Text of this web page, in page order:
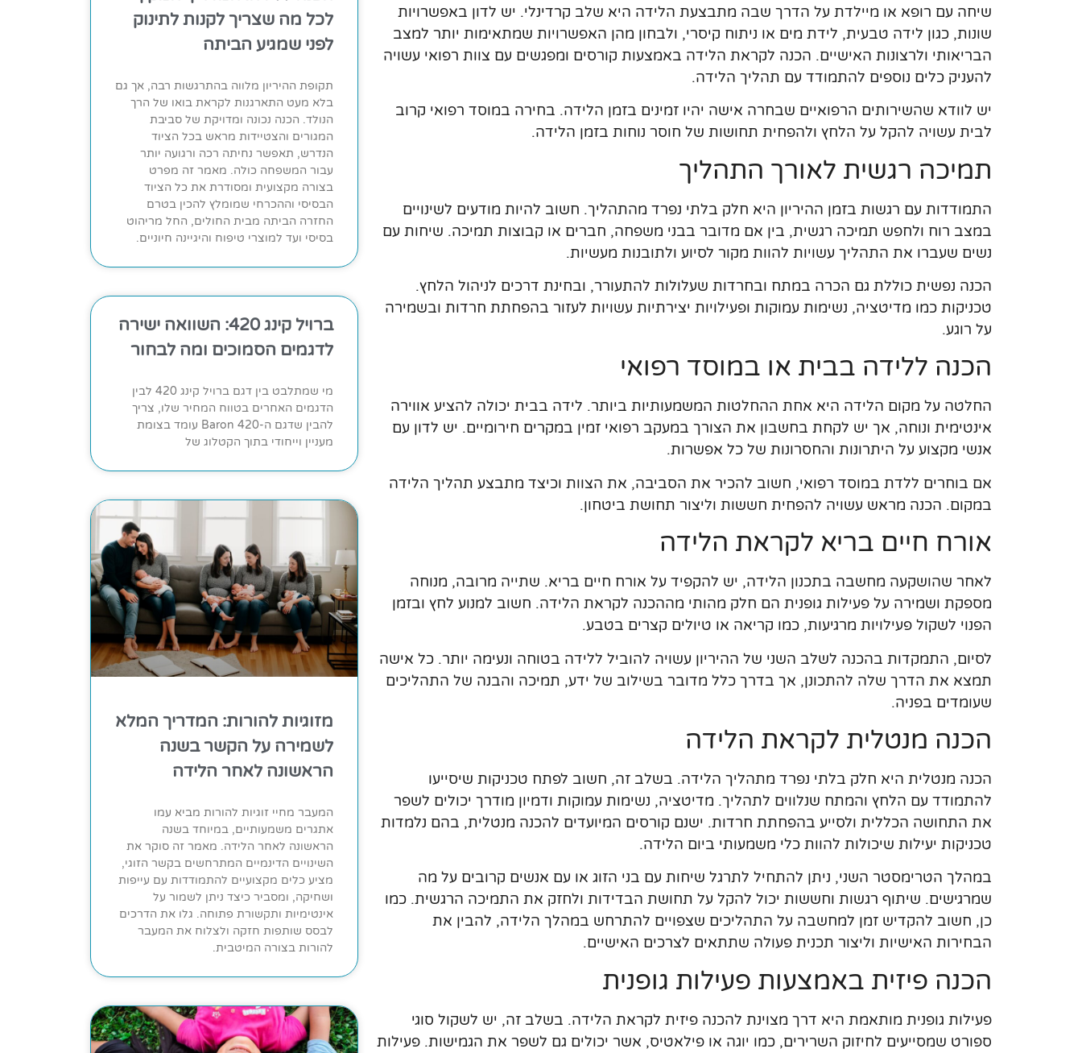
שיחה עם רופא או מיילדת על הדרך שבה מתבצעת הלידה היא שלב קרדינלי. יש לדון באפשרויות
שונות, כגון לידה טבעית, לידת מים או ניתוח קיסרי, ולבחון מהן האפשרויות שמתאימות יותר למצב
הבריאותי ולרצונות האישיים. הכנה לקראת הלידה באמצעות קורסים ומפגשים עם צוות רפואי עשויה
להעניק כלים נוספים להתמודד עם תהליך הלידה.
יש לוודא שהשירותים הרפואיים שבחרה אישה יהיו זמינים בזמן הלידה. בחירה במוסד רפואי קרוב
לבית עשויה להקל על הלחץ ולהפחית תחושות של חוסר נוחות בזמן הלידה.
תמיכה רגשית לאורך התהליך
התמודדות עם רגשות בזמן ההיריון היא חלק בלתי נפרד מהתהליך. חשוב להיות מודעים לשינויים
במצב רוח ולחפש תמיכה רגשית, בין אם מדובר בבני משפחה, חברים או קבוצות תמיכה. שיחות עם
נשים שעברו את התהליך עשויות להוות מקור לסיוע ולתובנות מעשיות.
הכנה נפשית כוללת גם הכרה במתח ובחרדות שעלולות להתעורר, ובחינת דרכים לניהול הלחץ.
טכניקות כמו מדיטציה, נשימות עמוקות ופעילויות יצירתיות עשויות לעזור בהפחתת חרדות ובשמירה
על רוגע.
הכנה ללידה בבית או במוסד רפואי
החלטה על מקום הלידה היא אחת ההחלטות המשמעותיות ביותר. לידה בבית יכולה להציע אווירה
אינטימית ונוחה, אך יש לקחת בחשבון את הצורך במעקב רפואי זמין במקרים חירומיים. יש לדון עם
אנשי מקצוע על היתרונות והחסרונות של כל אפשרות.
אם בוחרים ללדת במוסד רפואי, חשוב להכיר את הסביבה, את הצוות וכיצד מתבצע תהליך הלידה
במקום. הכנה מראש עשויה להפחית חששות וליצור תחושת ביטחון.
אורח חיים בריא לקראת הלידה
לאחר שהושקעה מחשבה בתכנון הלידה, יש להקפיד על אורח חיים בריא. שתייה מרובה, מנוחה
מספקת ושמירה על פעילות גופנית הם חלק מהותי מההכנה לקראת הלידה. חשוב למנוע לחץ ובזמן
הפנוי לשקול פעילויות מרגיעות, כמו קריאה או טיולים קצרים בטבע.
לסיום, התמקדות בהכנה לשלב השני של ההיריון עשויה להוביל ללידה בטוחה ונעימה יותר. כל אישה
תמצא את הדרך שלה להתכונן, אך בדרך כלל מדובר בשילוב של ידע, תמיכה והבנה של התהליכים
שעומדים בפניה.
הכנה מנטלית לקראת הלידה
הכנה מנטלית היא חלק בלתי נפרד מתהליך הלידה. בשלב זה, חשוב לפתח טכניקות שיסייעו
להתמודד עם הלחץ והמתח שנלווים לתהליך. מדיטציה, נשימות עמוקות ודמיון מודרך יכולים לשפר
את התחושה הכללית ולסייע בהפחתת חרדות. ישנם קורסים המיועדים להכנה מנטלית, בהם נלמדות
טכניקות יעילות שיכולות להוות כלי משמעותי ביום הלידה.
במהלך הטרימסטר השני, ניתן להתחיל לתרגל שיחות עם בני הזוג או עם אנשים קרובים על מה
שמרגישים. שיתוף רגשות וחששות יכול להקל על תחושת הבדידות ולחזק את התמיכה הרגשית. כמו
כן, חשוב להקדיש זמן למחשבה על התהליכים שצפויים להתרחש במהלך הלידה, להבין את
הבחירות האישיות וליצור תכנית פעולה שתתאים לצרכים האישיים.
הכנה פיזית באמצעות פעילות גופנית
פעילות גופנית מותאמת היא דרך מצוינת להכנה פיזית לקראת הלידה. בשלב זה, יש לשקול סוגי
ספורט שמסייעים לחיזוק השרירים, כמו יוגה או פילאטיס, אשר יכולים גם לשפר את הגמישות. פעילות
לכל מה שצריך לקנות לתינוק
לפני שמגיע הביתה
תקופת ההיריון מלווה בהתרגשות רבה, אך גם
בלא מעט התארגנות לקראת בואו של הרך
הנולד. הכנה נכונה ומדויקת של סביבת
המגורים והצטיידות מראש בכל הציוד
הנדרש, תאפשר נחיתה רכה ורגועה יותר
עבור המשפחה כולה. מאמר זה מפרט
בצורה מקצועית ומסודרת את כל הציוד
הבסיסי וההכרחי שמומלץ להכין בטרם
החזרה הביתה מבית החולים, החל מריהוט
בסיסי ועד למוצרי טיפוח והיגיינה חיוניים.
ברויל קינג 420: השוואה ישירה
לדגמים הסמוכים ומה לבחור
מי שמתלבט בין דגם ברויל קינג 420 לבין
הדגמים האחרים בטווח המחיר שלו, צריך
להבין שדגם ה-Baron 420 עומד בצומת
מעניין וייחודי בתוך הקטלוג של
מזוגיות להורות: המדריך המלא
לשמירה על הקשר בשנה
הראשונה לאחר הלידה
המעבר מחיי זוגיות להורות מביא עמו
אתגרים משמעותיים, במיוחד בשנה
הראשונה לאחר הלידה. מאמר זה סוקר את
השינויים הדינמיים המתרחשים בקשר הזוגי,
מציע כלים מקצועיים להתמודדות עם עייפות
ושחיקה, ומסביר כיצד ניתן לשמור על
אינטימיות ותקשורת פתוחה. גלו את הדרכים
לבסס שותפות חזקה ולצלוח את המעבר
להורות בצורה המיטבית.